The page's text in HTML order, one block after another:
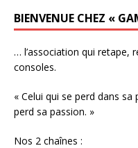
BIENVENUE CHEZ «
… l’association qui retape,
consoles.
« Celui qui se perd dans
perd sa passion. »
Nos 2 chaînes :